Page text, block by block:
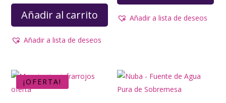
Añadir al carrito
Añadir a lista de deseos
Añadir a lista de deseos
¡OFERTA!